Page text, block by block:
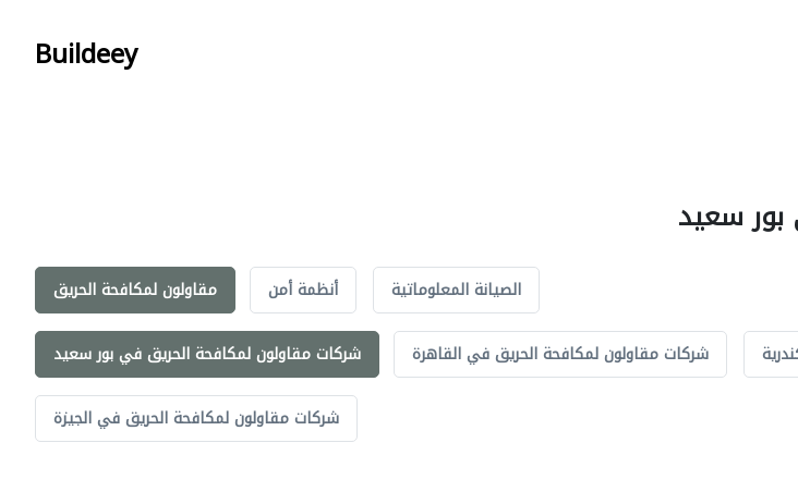
Buildeey
بور سعيد
مقاولون لمكافحة الحريق أنظمة أمن الصيانة المعلوماتية
شركات مقاولون لمكافحة الحريق في بور سعيد شركات مقاولون لمكافحة الحريق في القاهرة
شركات مقاولون لمكافحة الحريق في الجيزة